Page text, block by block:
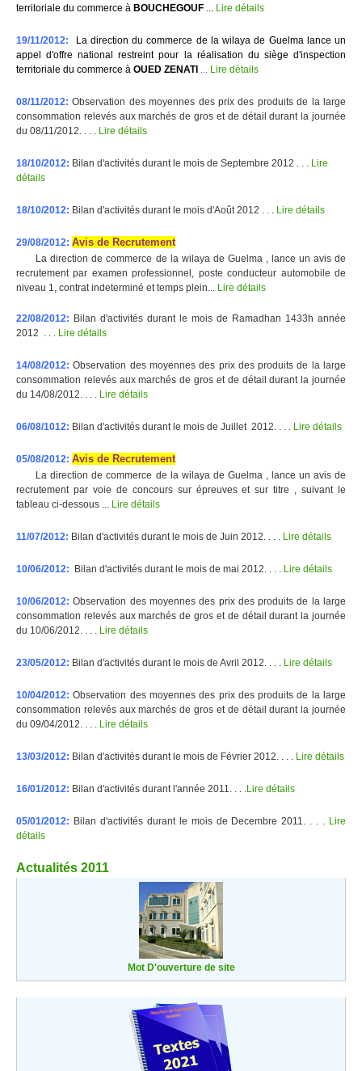
territoriale du commerce à BOUCHEGOUF Lire détails
19/11/2012:
La direction du commerce de la wilaya de Guelma lance un
appel d'offre national restreint pour la réalisation du siège d'inspection
territoriale du commerce à OUED ZENATI Lire détails
08/11/2012:Observation des moyennes des prix des produits de la large
consommation relevés aux marchés de gros et de détail durant la journée
du 08/11/2012. . . .
Lire détails
18/10/2012: Bilan d'activités durant le mois de Septembre 2012 . . . Lire
détails
18/10/2012: Bilan d'activités durant le mois d'Août 2012 . . . Lire détails
29/08/2012: Avis de Recrutement
La direction de commerce de la wilaya de Guelma , lance un avis de
recrutement par examen professionnel, poste conducteur automobile de
niveau 1, contrat indeterminé et temps plein...
Lire détails
22/08/2012: Bilan d'activités durant le mois de Ramadhan 1433h année
2012 . . . Lire détails
14/08/2012:Observation des moyennes des prix des produits de la large
consommation relevés aux marchés de gros et de détail durant la journée
du 14/08/2012. . . .
Lire détails
06/08/1012: Bilan d'activités durant le mois de Juillet 2012. . . . Lire détails
05/08/2012: Avis de Recrutement
La direction de commerce de la wilaya de Guelma , lance un avis de
recrutement par voie de concours sur épreuves et sur titre , suivant le
tableau ci-dessous ...
Lire détails
11/07/2012: Bilan d'activités durant le mois de Juin 2012. . . . Lire détails
10/06/2012: Bilan d'activités durant le mois de mai 2012. . . . Lire détails
10/06/2012:Observation des moyennes des prix des produits de la large
consommation relevés aux marchés de gros et de détail durant la journée
du 10/06/2012. . . .
Lire détails
23/05/2012: Bilan d'activités durant le mois de Avril 2012. . . . Lire détails
10/04/2012:Observation des moyennes des prix des produits de la large
consommation relevés aux marchés de gros et de détail durant la journée
du 09/04/2012. . . .
Lire détails
13/03/2012: Bilan d'activités durant le mois de Février 2012. . . . Lire détails
16/01/2012: Bilan d'activités durant l'année 2011. . . . Lire détails
05/01/2012: Bilan d'activités durant le mois de Decembre 2011. . . . Lire
détails
Actualités 2011
Mot D'ouverture de site